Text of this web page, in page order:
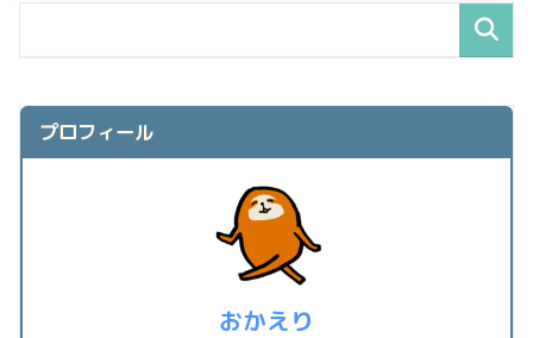
プロフィール
おかえり